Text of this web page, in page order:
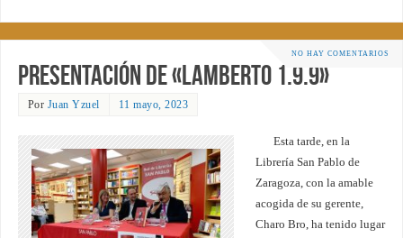
NO HAY COMENTARIOS
Presentación de «Lamberto 1.9.9»
Por Juan Yzuel 11 mayo, 2023
Esta tarde, en la
Librería San Pablo de
Zaragoza, con la amable
acogida de su gerente,
Charo Bro, ha tenido lugar